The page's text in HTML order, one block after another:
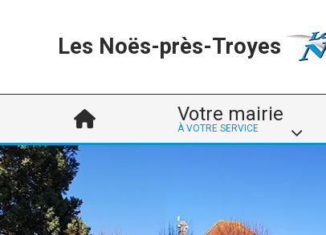
Les Noës-près-Troyes
Votre mairie
À VOTRE SERVICE